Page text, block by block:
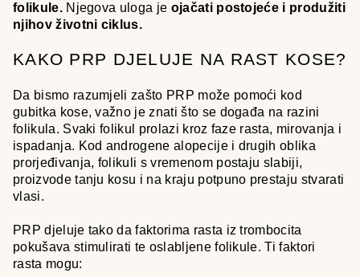
folikule.Njegova uloga je ojačati postojeće i produžiti
njihov životni ciklus.
KAKO PRP DJELUJE NA RAST KOSE?
Da bismo razumjeli zašto PRP može pomoći kod
gubitka kose, važno je znati što se događa na razini
folikula. Svaki folikul prolazi kroz faze rasta, mirovanja i
ispadanja. Kod androgene alopecije i drugih oblika
prorjeđivanja, folikuli s vremenom postaju slabiji,
proizvode tanju kosu i na kraju potpuno prestaju stvarati
vlasi.
PRP djeluje tako da faktorima rasta iz trombocita
pokušava stimulirati te oslabljene folikule. Ti faktori
rasta mogu: